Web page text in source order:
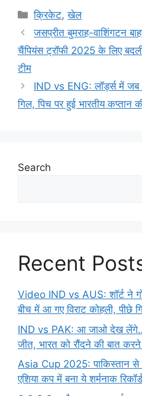
Categories
क्रिकेट,खेल
जसप्रीत बुमराह-वाशिंगटन
चैंपियंस ट्रॉफी 2025 के लिए
टीम
IND vs ENG: लॉर्ड्स में जब
गिल, पिच पर हुई भारतीय
Search
Recent
Video IND vs AUS: शॉर्ट ने
बीच में आ गए विराट कोहली, पीछे
IND vs PAK: आ जाओ देख लेंगे…
जीत, भारत को रौंदने की बात
Asia Cup 2025: पाकिस्तान से
एशिया कप में बना ये शर्मनाक रिकॉर्ड